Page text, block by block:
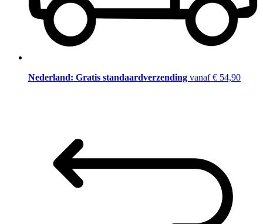
Nederland: Gratis standaardverzending vanaf € 54,90